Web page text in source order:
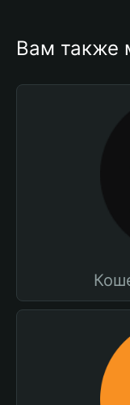
Вам также